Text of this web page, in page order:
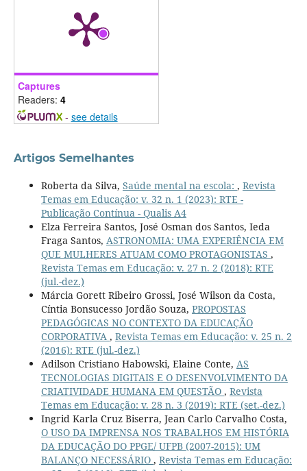
Captures
Readers: 4
- see details
Artigos Semelhantes
Roberta da Silva, Saúde mental na escola: , Revista
Temas em Educação: v. 32 n. 1 (2023): RTE -
Publicação Contínua - Qualis A4
Elza Ferreira Santos, José Osman dos Santos, Ieda
Fraga Santos, ASTRONOMIA: UMA EXPERIÊNCIA EM
QUE MULHERES ATUAM COMO PROTAGONISTAS ,
Revista Temas em Educação: v. 27 n. 2 (2018): RTE
(jul.-dez.)
Márcia Gorett Ribeiro Grossi, José Wilson da Costa,
Cíntia Bonsucesso Jordão Souza, PROPOSTAS
PEDAGÓGICAS NO CONTEXTO DA EDUCAÇÃO
CORPORATIVA , Revista Temas em Educação: v. 25 n. 2
(2016): RTE (jul.-dez.)
Adilson Cristiano Habowski, Elaine Conte, AS
TECNOLOGIAS DIGITAIS E O DESENVOLVIMENTO DA
CRIATIVIDADE HUMANA EM QUESTÃO , Revista
Temas em Educação: v. 28 n. 3 (2019): RTE (set.-dez.)
Ingrid Karla Cruz Biserra, Jean Carlo Carvalho Costa,
O USO DA IMPRENSA NOS TRABALHOS EM HISTÓRIA
DA EDUCAÇÃO DO PPGE/ UFPB (2007-2015): UM
BALANÇO NECESSÁRIO , Revista Temas em Educação: